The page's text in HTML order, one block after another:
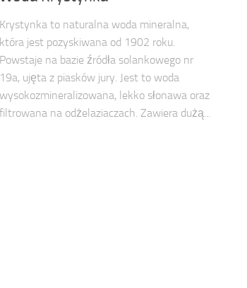
Krystynka to naturalna woda mineralna,
która jest pozyskiwana od 1902 roku.
Powstaje na bazie źródła solankowego nr
19a, ujęta z piasków jury. Jest to woda
wysokozmineralizowana, lekko słonawa oraz
filtrowana na odżelaziaczach. Zawiera dużą...